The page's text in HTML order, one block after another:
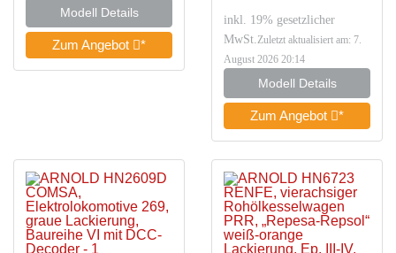
Modell Details
Zum Angebot *
inkl. 19% gesetzlicher
MwSt. Zuletzt aktualisiert am: 7.
August 2026 20:14
Modell Details
Zum Angebot *